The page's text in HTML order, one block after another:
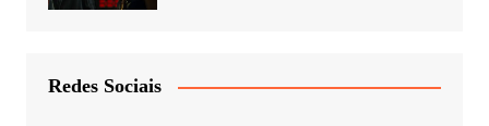
Redes Sociais